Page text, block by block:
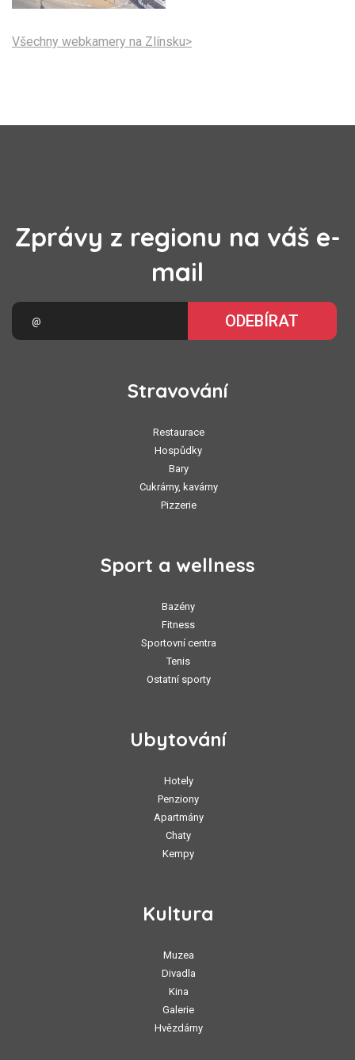
Všechny webkamery na Zlínsku>
Zprávy z regionu na váš e-
mail
ODEBÍRAT
Stravování
Restaurace
Hospůdky
Bary
Cukrárny, kavárny
Pizzerie
Sport a wellness
Bazény
Fitness
Sportovní centra
Tenis
Ostatní sporty
Ubytování
Hotely
Penziony
Apartmány
Chaty
Kempy
Kultura
Muzea
Divadla
Kina
Galerie
Hvězdárny